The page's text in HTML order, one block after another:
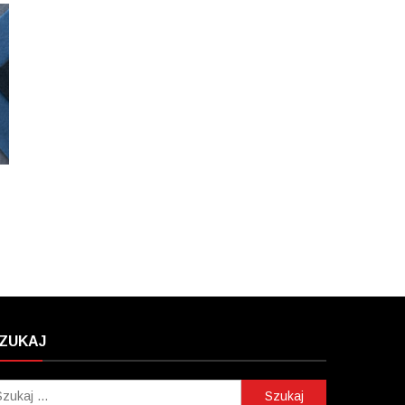
Szukaj: